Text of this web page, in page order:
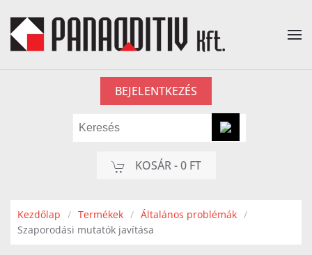
Fő tartalom átugrása
BEJELENTKEZÉS
KOSÁR -0 FT
Kezdőlap Termékek
Általános problémák
Szaporodási mutatók javítása